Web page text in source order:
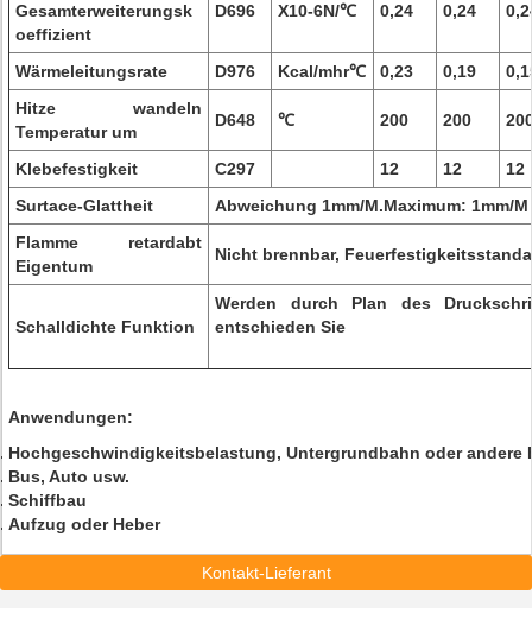
Gesamterweiterungsk
oeffizient
D696 X10-6N/℃ 0,24 0,24
Wärmeleitungsrate D976 Kcal/mhr℃ 0,23 0,19
Hitze wandeln
Temperatur um
D648 ℃ 200 200
Klebefestigkeit C297 12 12
12
Surtace-Glattheit
Abweichung 1mm/M.Maximum: 1mm/M
Flamme retardabt
Eigentum
Nicht brennbar,
Schalldichte Funktion
Werden durch Plan des
entschieden Sie
Anwendungen:
Hochgeschwindigkeitsbelastung, Untergrundbahn oder andere
Bus, Auto usw.
Schiffbau
Aufzug oder Heber
Kontakt-Lieferant